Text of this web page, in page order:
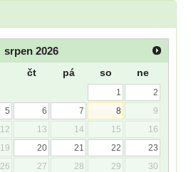
srpen 2026
čt pá so ne
1
2
5 6 7 8
9
12 13 14 15
16
19 20 21 22
23
26 27 28 29
30